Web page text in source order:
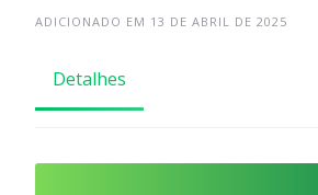
ADICIONADO EM 13 DE ABRIL DE 2025
Detalhes